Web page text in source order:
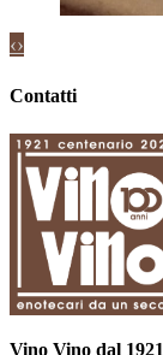
‹›
Contatti
Vino Vino dal 1921